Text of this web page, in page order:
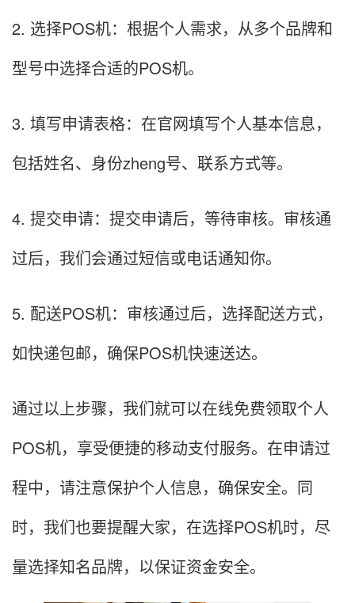
2. 选择POS机：根据个人需求，从多个品牌和
型号中选择合适的POS机。
3. 填写申请表格：在官网填写个人基本信息，
包括姓名、身份zheng号、联系方式等。
4. 提交申请：提交申请后，等待审核。审核通
过后，我们会通过短信或电话通知你。
5. 配送POS机：审核通过后，选择配送方式，
如快递包邮，确保POS机快速送达。
通过以上步骤，我们就可以在线免费领取个人
POS机，享受便捷的移动支付服务。在申请过
程中，请注意保护个人信息，确保安全。同
时，我们也要提醒大家，在选择POS机时，尽
量选择知名品牌，以保证资金安全。